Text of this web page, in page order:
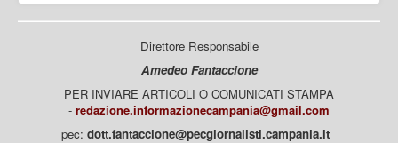
Direttore Responsabile
Amedeo Fantaccione
PER INVIARE ARTICOLI O COMUNICATI STAMPA
- redazione.informazionecampania@gmail.com
pec: dott.fantaccione@pecgiornalisti.campania.it